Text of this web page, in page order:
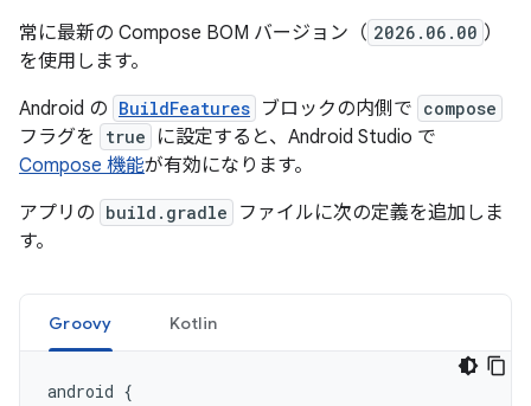
常に最新の Compose BOM バージョン（ 2026.06.00 ）
を使用します。
Android の BuildFeatures ブロックの内側で compose
フラグを true
に設定すると、Android Studio で
Compose 機能が有効になります。
アプリの build.gradle
ファイルに次の定義を追加しま
す。
Groovy Kotlin
android {